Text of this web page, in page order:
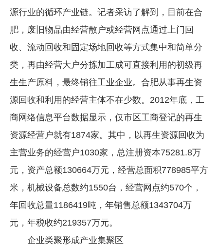
源行业的循环产业链。记者采访了解到，目前在合
肥，废旧物品由经营散户或经营网点通过上门回
收、流动回收和固定场地回收等方式集中和简单分
类，再由经营大户分拣加工成可直接利用的初级再
生生产原料，最终销往工业企业。合肥从事再生资
源回收和利用的经营主体不在少数。2012年底，工
商网络信息平台数据显示，仅市区工商登记的再生
资源经营户就有1874家。其中，以再生资源回收为
主营业务的经营户1030家，总注册资本75281.8万
元，资产总额130664万元，经营总面积778985平方
米，机械设备总数约1550台，经营网点约570个，
年回收总量1186419吨，年销售总额1343704万
元，年税收约219357万元。
企业类聚形成产业集聚区